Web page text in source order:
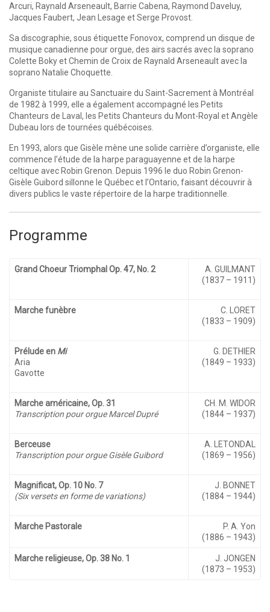
Arcuri, Raynald Arseneault, Barrie Cabena, Raymond Daveluy,
Jacques Faubert, Jean Lesage et Serge Provost.
Sa discographie, sous étiquette Fonovox, comprend un disque de
musique canadienne pour orgue, des airs sacrés avec la soprano
Colette Boky et Chemin de Croix de Raynald Arseneault avec la
soprano Natalie Choquette.
Organiste titulaire au Sanctuaire du Saint-Sacrement à Montréal
de 1982 à 1999, elle a également accompagné les Petits
Chanteurs de Laval, les Petits Chanteurs du Mont-Royal et Angèle
Dubeau lors de tournées québécoises.
En 1993, alors que Gisèle mène une solide carrière d’organiste, elle
commence l’étude de la harpe paraguayenne et de la harpe
celtique avec Robin Grenon. Depuis 1996 le duo Robin Grenon-
Gisèle Guibord sillonne le Québec et l’Ontario, faisant découvrir à
divers publics le vaste répertoire de la harpe traditionnelle.
Programme
Grand Choeur Triomphal Op. 47, No. 2
A. GUILMANT
(1837 – 1911)
Marche funèbre
C. LORET
(1833 – 1909)
Prélude en Mi
Aria
Gavotte
G. DETHIER
(1849 – 1933)
Marche américaine, Op. 31
Transcription pour orgue Marcel Dupré
CH. M. WIDOR
(1844 – 1937)
Berceuse
Transcription pour orgue Gisèle Guibord
A. LETONDAL
(1869 – 1956)
Magnificat, Op. 10 No. 7
(Six versets en forme de variations)
J. BONNET
(1884 – 1944)
Marche Pastorale
P. A. Yon
(1886 – 1943)
Marche religieuse, Op. 38 No. 1
J. JONGEN
(1873 – 1953)